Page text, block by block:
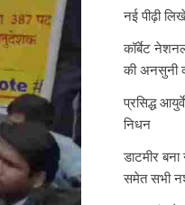
नई पीढ़ी
कॉर्बेट
की अनसुनी
प्रसिद्ध
निधन
डाटमीर
समेत सभी